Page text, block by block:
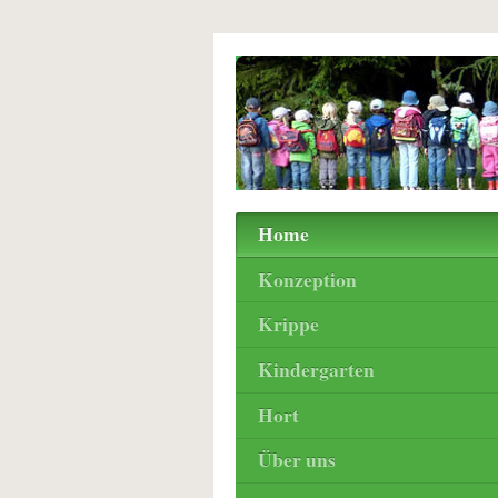
Home
Konzeption
Krippe
Kindergarten
Hort
Über uns